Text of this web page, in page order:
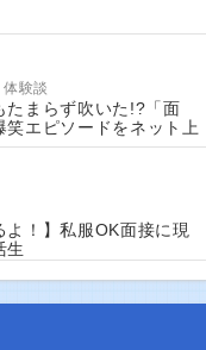
験談
たまらず吹いた!?「面
笑エピソードをネット上
よ！】私服OK面接に現
生